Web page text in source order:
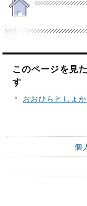
このページを見
す
おおひらとしょ
個